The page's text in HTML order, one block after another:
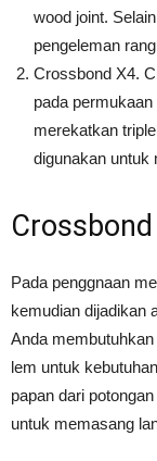
wood joint.
pengeleman
Crossbond X4.
pada
merekatkan
digunakan untuk
Pada penggnaan
kemudian dijadikan
Anda
lem untuk
papan dari
untuk memasang